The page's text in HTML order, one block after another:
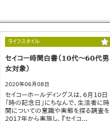
ライフスタイル
セイコー時間白書（10代～60代男
女対象）
2020年06月08日
セイコーホールディングスは、6月10日
「時の記念日」にちなんで、生活者に時
間についての意識や実態を探る調査を
2017年から実施し、『セイコ...